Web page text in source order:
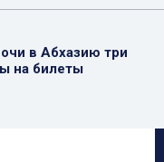
в Абхазию три
на билеты